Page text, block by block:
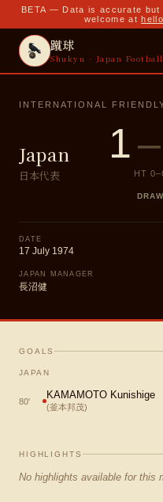
BETA — Data is accurate
welcome at
蹴球
Shukyu · Japan Football
INTERNATIONAL
Japan
日本代表
1–
HT 0–
DRAW
DATE
17 July 1974
JAPAN MANAGER
長沼健
GOALS
JAPAN
80'
KAMAMOTO Kunishige
(釜本邦茂)
HIGHLIGHTS
No highlights available for this